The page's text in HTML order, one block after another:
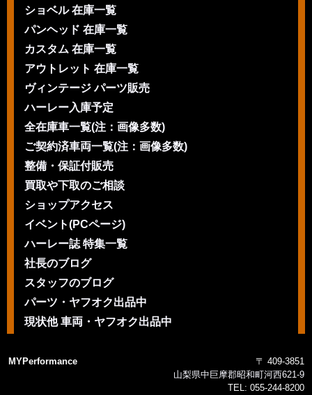
ショベル 在庫一覧
パンヘッド 在庫一覧
カスタム 在庫一覧
アウトレット 在庫一覧
ヴィンテージ パーツ販売
ハーレー入庫予定
全在庫車一覧(注：画像多数)
ご契約済車両一覧(注：画像多数)
整備・保証付販売
買取や下取のご相談
ショップアクセス
イベント(PCページ)
ハーレー誌 特集一覧
社長のブログ
スタッフのブログ
パーツ・ヤフオク出品中
現状他 車両・ヤフオク出品中
MYPerformance
〒 409-3851
山梨県中巨摩郡昭和町河西621-9
TEL: 055-244-8200